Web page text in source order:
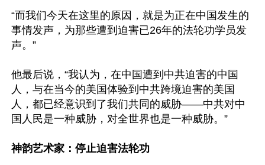
“而我们今天在这里的原因，就是为正在中国发生的
事情发声，为那些遭到迫害已26年的法轮功学员发
声。”
他最后说，“我认为，在中国遭到中共迫害的中国
人，与在当今的美国体验到中共跨境迫害的美国
人，都已经意识到了我们共同的威胁——中共对中
国人民是一种威胁，对全世界也是一种威胁。”
神韵艺术家：停止迫害法轮功